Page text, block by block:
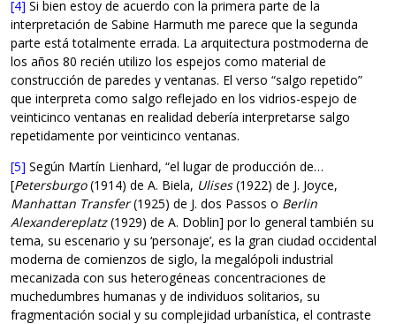
[4] Si bien estoy de acuerdo con la primera parte de la
interpretación de Sabine Harmuth me parece que la segunda
parte está totalmente errada. La arquitectura postmoderna de
los años 80 recién utilizo los espejos como material de
construcción de paredes y ventanas. El verso “salgo repetido”
que interpreta como salgo reflejado en los vidrios-espejo de
veinticinco ventanas en realidad debería interpretarse salgo
repetidamente por veinticinco ventanas.
[5] Según Martín Lienhard, “el lugar de producción de…
[Petersburgo(1914) de A. Biela, Ulises(1922) de J. Joyce,
Manhattan Transfer(1925) de J. dos Passos o Berlin
Alexandereplatz(1929) de A. Doblin] por lo general también su
tema, su escenario y su ‘personaje’, es la gran ciudad occidental
moderna de comienzos de siglo, la megalópoli industrial
mecanizada con sus heterogéneas concentraciones de
muchedumbres humanas y de individuos solitarios, su
fragmentación social y su complejidad urbanística, el contraste